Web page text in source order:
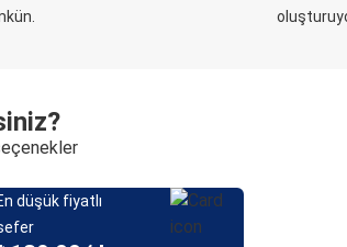
düşük fiyatlı